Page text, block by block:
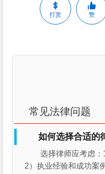
打赏 赞
常见法律问题
如何选择合适的
选择律师应考虑：
2）执业经验和成功案